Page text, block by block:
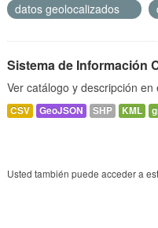
datos geolocalizados
Sistema de Información
Ver catálogo y descripción en
CSV GeoJSON SHP KML
Usted también puede acceder a